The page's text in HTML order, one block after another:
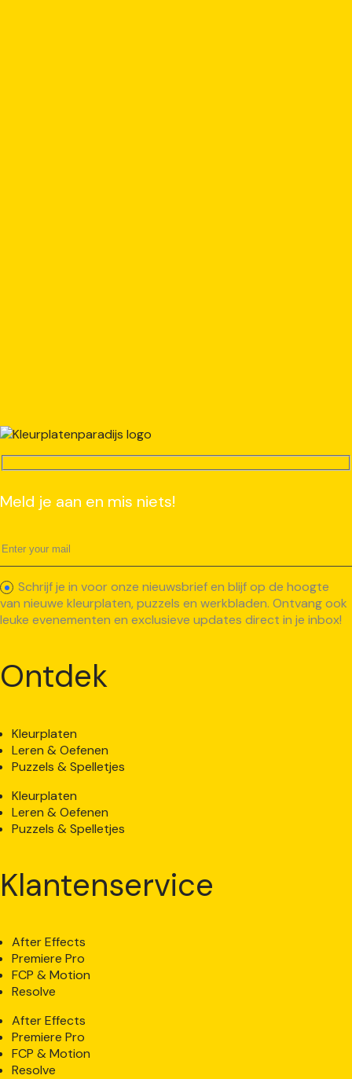
Meld je aan en mis niets!
Schrijf je in voor onze nieuwsbrief en blijf op de hoogte
van nieuwe kleurplaten, puzzels en werkbladen. Ontvang ook
leuke evenementen en exclusieve updates direct in je inbox!
Ontdek
Kleurplaten
Leren & Oefenen
Puzzels & Spelletjes
Kleurplaten
Leren & Oefenen
Puzzels & Spelletjes
Klantenservice
After Effects
Premiere Pro
FCP & Motion
Resolve
After Effects
Premiere Pro
FCP & Motion
Resolve